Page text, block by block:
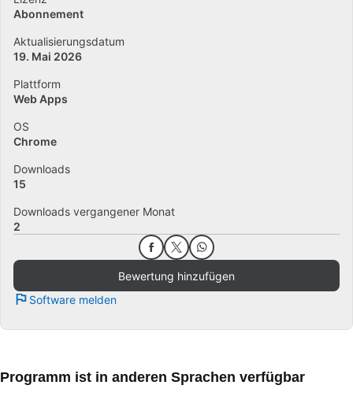
Abonnement
Aktualisierungsdatum
19. Mai 2026
Plattform
Web Apps
OS
Chrome
Downloads
15
Downloads vergangener Monat
2
Bewertung hinzufügen
Software melden
Programm ist in anderen Sprachen verfügbar